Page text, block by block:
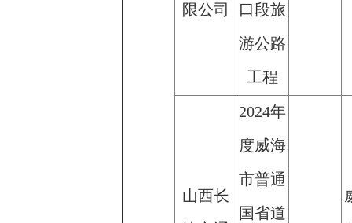
限公司
口段旅
游公路
工程
山西长
2024年
度威海
市普通
国省道